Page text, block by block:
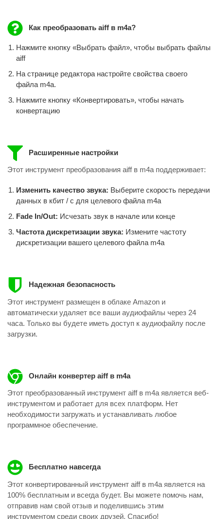
Как преобразовать aiff в m4a?
Нажмите кнопку «Выбрать файл», чтобы выбрать файлы
aiff
На странице редактора настройте свойства своего
файла m4a.
Нажмите кнопку «Конвертировать», чтобы начать
конвертацию
Расширенные настройки
Этот инструмент преобразования aiff в m4a поддерживает:
Изменить качество звука: Выберите скорость передачи
данных в кбит / с для целевого файла m4a
Fade In/Out: Исчезать звук в начале или конце
Частота дискретизации звука: Измените частоту
дискретизации вашего целевого файла m4a
Надежная безопасность
Этот инструмент размещен в облаке Amazon и
автоматически удаляет все ваши аудиофайлы через 24
часа. Только вы будете иметь доступ к аудиофайлу после
загрузки.
Онлайн конвертер aiff в m4a
Этот преобразованный инструмент aiff в m4a является веб-
инструментом и работает для всех платформ. Нет
необходимости загружать и устанавливать любое
программное обеспечение.
Бесплатно навсегда
Этот конвертированный инструмент aiff в m4a является на
100% бесплатным и всегда будет. Вы можете помочь нам,
отправив нам свой отзыв и поделившись этим
инструментом среди своих друзей. Спасибо!